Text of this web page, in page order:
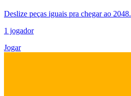
Deslize peças iguais pra chegar ao 2048.
1 jogador
Jogar